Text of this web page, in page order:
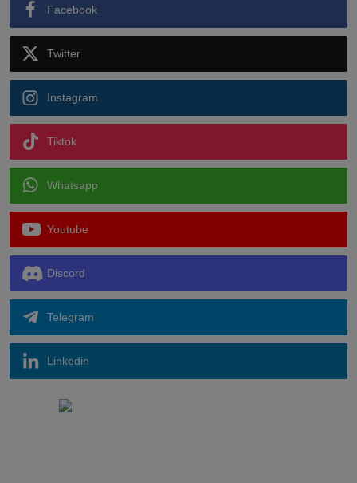
Facebook
Twitter
Instagram
Tiktok
Whatsapp
Youtube
Discord
Telegram
Linkedin